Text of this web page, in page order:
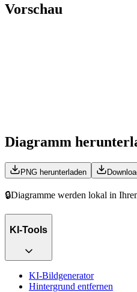
Vorschau
Diagramm
PNG herunterladen
🔒Diagramme werden lokal in
KI-Tools
KI-Bildgenerator
Hintergrund entfernen